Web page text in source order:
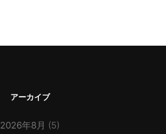
アーカイブ
2026年8月 (5)